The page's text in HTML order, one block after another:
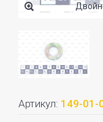
Артикул: 149-01-